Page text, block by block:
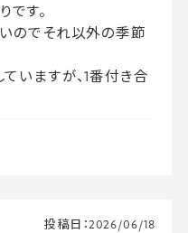
です。
のでそれ以外の季節
いますが、1番付き合
投稿日：2026/06/18